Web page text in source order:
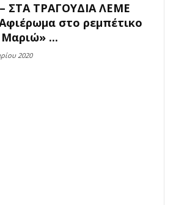
ΣΤΑ ΤΡΑΓΟΥΔΙΑ ΛΕΜΕ
στο ρεμπέτικο
Μαριώ» ...
2020